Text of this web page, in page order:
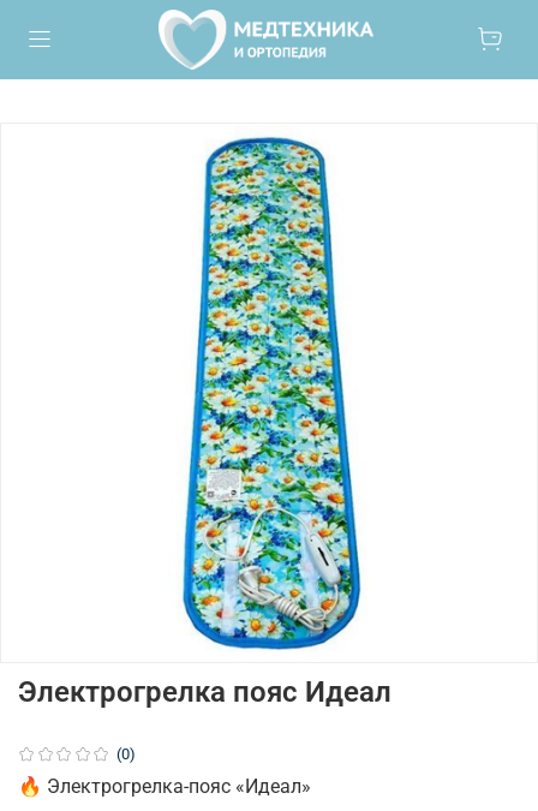
(0)
Электрогрелка пояс Идеал
🔥 Электрогрелка-пояс «Идеал»